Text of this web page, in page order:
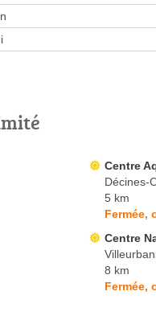
Centre
Décines-
5 km
Fermée,
Centre
8 km
Fermée,